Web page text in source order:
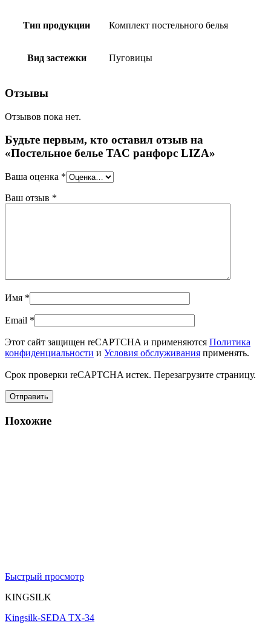
Тип продукции Комплект постельного белья
Вид застежки Пуговицы
Отзывы
Отзывов пока нет.
Будьте первым, кто оставил отзыв на
«Постельное белье TAC ранфорс LIZA»
Ваша оценка *
Ваш отзыв *
Имя *
Email *
Этот сайт защищен reCAPTCHA и применяются Политика
конфиденциальности и Условия обслуживания применять.
Срок проверки reCAPTCHA истек. Перезагрузите страницу.
Похожие
Быстрый просмотр
KINGSILK
Kingsilk-SEDA TX-34